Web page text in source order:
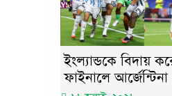
ইংল্যান্ডকে বিদায়
ফাইনালে আর্জেন্টিনা